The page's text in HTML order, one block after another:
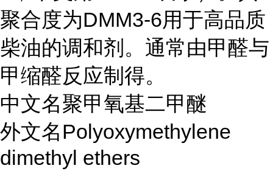
聚合度为DMM3-6用于高品质
柴油的调和剂。通常由甲醛与
甲缩醛反应制得。
中文名聚甲氧基二甲醚
外文名Polyoxymethylene
dimethyl ethers